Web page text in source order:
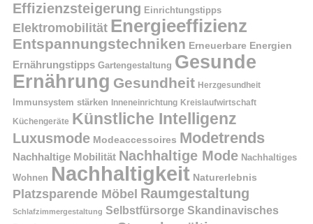
Effizienzsteigerung Einrichtungstipps
Elektromobilität Energieeffizienz
Entspannungstechniken Erneuerbare Energien
Ernährungstipps Gartengestaltung Gesunde
Ernährung Gesundheit Herzgesundheit
Immunsystem stärken Inneneinrichtung Kreislaufwirtschaft
Küchengeräte Künstliche Intelligenz
Luxusmode Modeaccessoires Modetrends
Nachhaltige Mobilität Nachhaltige Mode Nachhaltiges
Wohnen Nachhaltigkeit Naturerlebnis
Platzsparende Möbel Raumgestaltung
Schlafzimmergestaltung Selbstfürsorge Skandinavisches